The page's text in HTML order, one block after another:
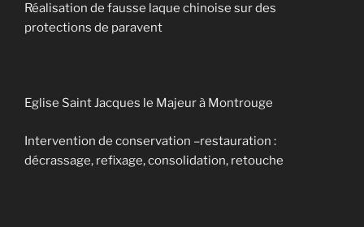
Réalisation de fausse laque chinoise sur des
protections de paravent
Eglise Saint Jacques le Majeur à Montrouge
Intervention de conservation –restauration :
décrassage, refixage, consolidation, retouche